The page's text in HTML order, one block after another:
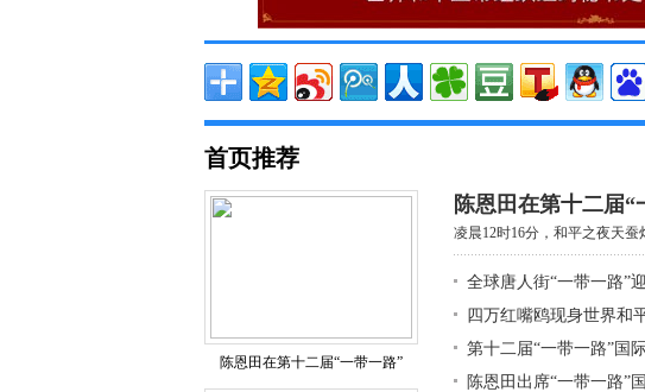
首页推荐
陈恩田在第十二届“一带一路”
陈恩田在第十二届“
凌晨12时16分，和平之夜天蚕
全球唐人街“一带一路”
四万红嘴鸥现身世界和
第十二届“一带一路”国
陈恩田出席“一带一路”